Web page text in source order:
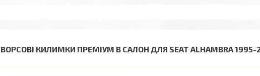
ВОРСОВІ КИЛИМКИ ПРЕМІУМ В САЛОН ДЛЯ SEAT ALHAMBRA